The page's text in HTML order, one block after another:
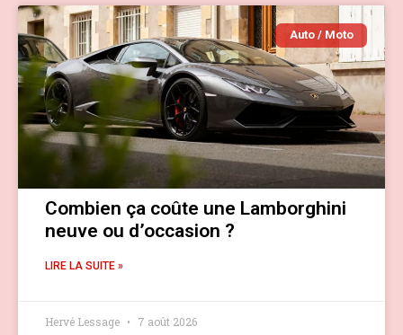
Auto / Moto
Combien ça coûte une Lamborghini
neuve ou d’occasion ?
LIRE LA SUITE »
Hervé Lessage 7 août 2026